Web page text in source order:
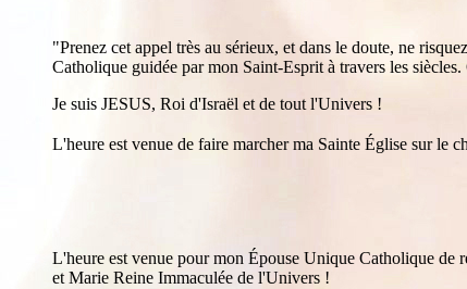
"Prenez cet appel très au sérieux, et dans le doute, ne
Catholique guidée par mon Saint-Esprit à travers les
Je suis JESUS, Roi d'Israël et de tout l'Univers !
L'heure est venue de faire marcher ma Sainte Église sur le
L'heure est venue pour mon Épouse Unique Catholique
et Marie Reine Immaculée de l'Univers !